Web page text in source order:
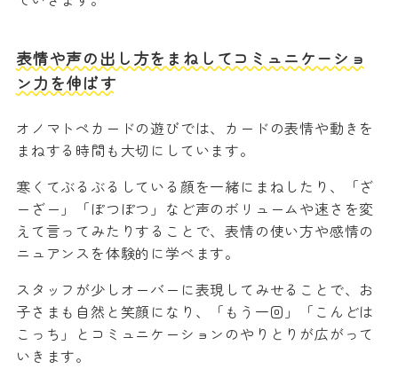
表情や声の出し方をまねしてコミュニケーショ
ン力を伸ばす
オノマトペカードの遊びでは、カードの表情や動きを
まねする時間も大切にしています。
寒くてぶるぶるしている顔を一緒にまねしたり、「ざ
ーざー」「ぽつぽつ」など声のボリュームや速さを変
えて言ってみたりすることで、表情の使い方や感情の
ニュアンスを体験的に学べます。
スタッフが少しオーバーに表現してみせることで、お
子さまも自然と笑顔になり、「もう一回」「こんどは
こっち」とコミュニケーションのやりとりが広がって
いきます。